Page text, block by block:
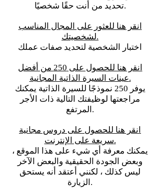
تحديد من أنت حقًا شخصيًا.
انقر هنا للعثور على المجال المناسب
لشخصيتك.
اختبار الشخصية لتحديد صفات عملك
انقر هنا للحصول على 250 من أفضل
عينات السيرة الذاتية المجانية.
يوفر 250 نموذجًا للسيرة الذاتية يمكنك
مراجعتها لوظيفتك التالية ذات الأجر
المرتفع.
انقر هنا للحصول على دروس مجانية
سريعة على الإنترنت.
يمكنك معرفة أي شيء على هذا الموقع ،
وبعض الجودة الحقيقية والبعض الآخر
ليس كذلك ، لكنني أعتقد أنه يستحق
الزيارة.